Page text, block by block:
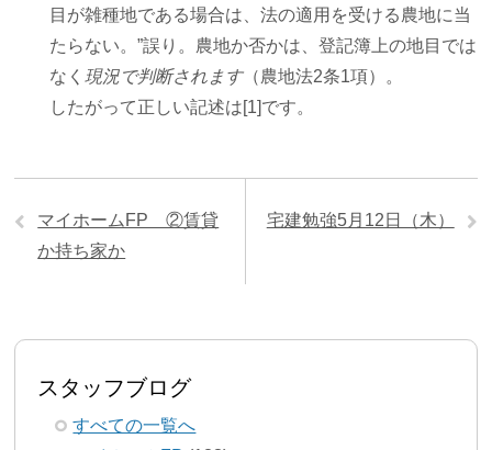
目が雑種地である場合は、法の適用を受ける農地に当
たらない。”誤り。農地か否かは、登記簿上の地目では
なく現況で判断されます（農地法2条1項）。
したがって正しい記述は[1]です。
マイホームFP ②賃貸
か持ち家か
宅建勉強5月12日（木）
スタッフブログ
すべての一覧へ